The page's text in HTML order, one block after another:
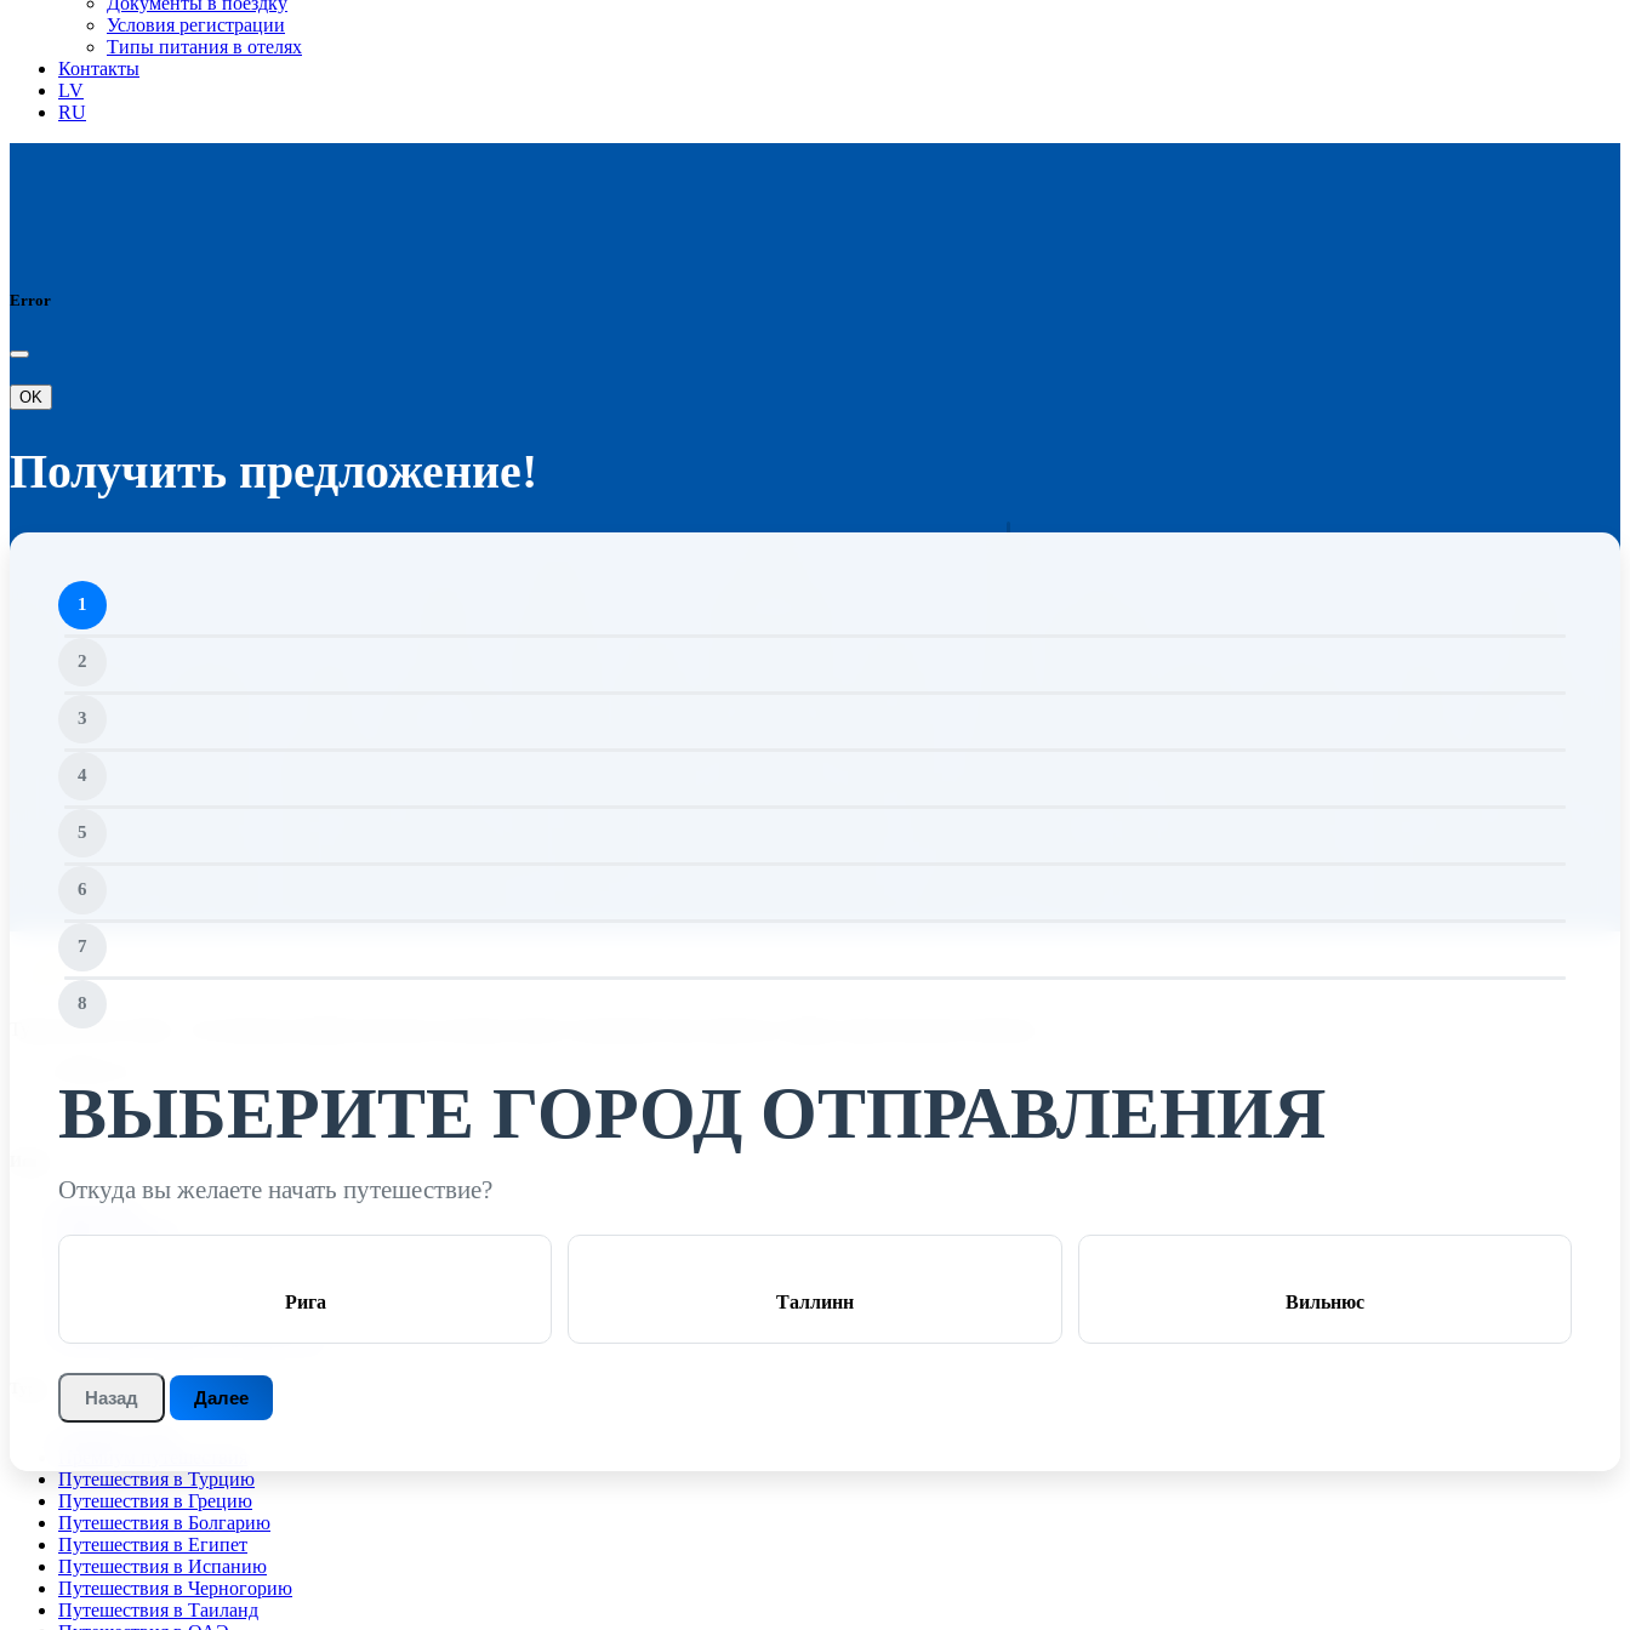
Условия регистрации
Типы питания в отелях
Контакты
LV
RU
Error
OK
Получить предложение!
1
2
3
4
5
6
7
8
ВЫБЕРИТЕ ГОРОД ОТПРАВЛЕНИЯ
Откуда вы желаете начать путешествие?
Рига Таллинн Вильнюс
Назад Далее
Контакты
Карта клиента
Политика конфиденциальности
Путешествия в Турцию
Путешествия в Грецию
Путешествия в Болгарию
Путешествия в Египет
Путешествия в Испанию
Путешествия в Черногорию
Путешествия в Таиланд